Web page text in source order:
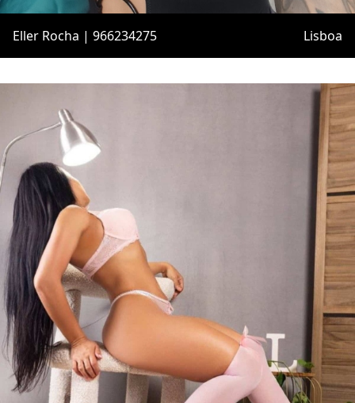
Eller Rocha | 966234275 Lisboa